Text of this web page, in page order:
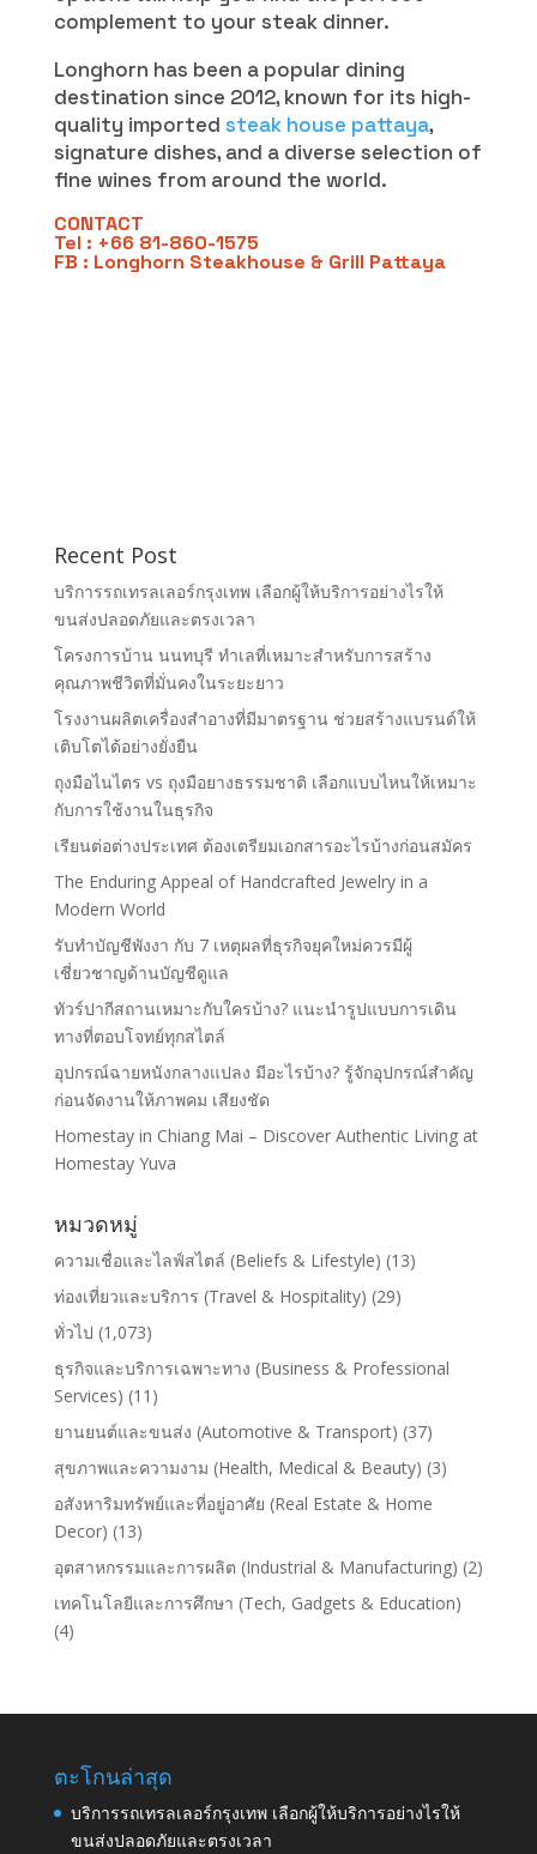
complement to your steak dinner.
Longhorn has been a popular dining
destination since 2012, known for its high-
quality imported steak house pattaya,
signature dishes, and a diverse selection of
fine wines from around the world.
CONTACT
Tel : +66 81-860-1575
FB : Longhorn Steakhouse & Grill Pattaya
Recent Post
บริการรถเทรลเลอร์กรุงเทพ เลือกผู้ให้บริการอย่างไรให้
ขนส่งปลอดภัยและตรงเวลา
โครงการบ้าน นนทบุรี ทำเลที่เหมาะสำหรับการสร้าง
คุณภาพชีวิตที่มั่นคงในระยะยาว
โรงงานผลิตเครื่องสำอางที่มีมาตรฐาน ช่วยสร้างแบรนด์ให้
เติบโตได้อย่างยั่งยืน
ถุงมือไนไตร vs ถุงมือยางธรรมชาติ เลือกแบบไหนให้เหมาะ
กับการใช้งานในธุรกิจ
เรียนต่อต่างประเทศ ต้องเตรียมเอกสารอะไรบ้างก่อนสมัคร
The Enduring Appeal of Handcrafted Jewelry in a
Modern World
รับทำบัญชีพังงา กับ 7 เหตุผลที่ธุรกิจยุคใหม่ควรมีผู้
เชี่ยวชาญด้านบัญชีดูแล
ทัวร์ปากีสถานเหมาะกับใครบ้าง? แนะนำรูปแบบการเดิน
ทางที่ตอบโจทย์ทุกสไตล์
อุปกรณ์ฉายหนังกลางแปลง มีอะไรบ้าง? รู้จักอุปกรณ์สำคัญ
ก่อนจัดงานให้ภาพคม เสียงชัด
Homestay in Chiang Mai – Discover Authentic Living at
Homestay Yuva
หมวดหมู่
ความเชื่อและไลฟ์สไตล์ (Beliefs & Lifestyle) (13)
ท่องเที่ยวและบริการ (Travel & Hospitality) (29)
ทั่วไป (1,073)
ธุรกิจและบริการเฉพาะทาง (Business & Professional
Services) (11)
ยานยนต์และขนส่ง (Automotive & Transport) (37)
สุขภาพและความงาม (Health, Medical & Beauty) (3)
อสังหาริมทรัพย์และที่อยู่อาศัย (Real Estate & Home
Decor) (13)
อุตสาหกรรมและการผลิต (Industrial & Manufacturing) (2)
เทคโนโลยีและการศึกษา (Tech, Gadgets & Education)
(4)
ตะโกนล่าสุด
บริการรถเทรลเลอร์กรุงเทพ เลือกผู้ให้บริการอย่างไรให้
ขนส่งปลอดภัยและตรงเวลา